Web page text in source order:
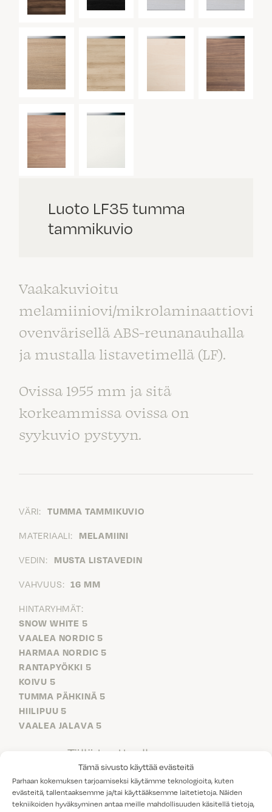
Tämä sivusto käyttää evästeitä
Parhaan kokemuksen tarjoamiseksi käytämme teknologioita, kuten
evästeitä, tallentaaksemme ja/tai käyttääksemme laitetietoja. Näiden
tekniikoiden hyväksyminen antaa meille mahdollisuuden käsitellä tietoja,
Luoto LF35 tumma
tammikuvio
Vaakakuvioitu
melamiiniovi/mikrolaminaattiovi
ovenvärisellä ABS-reunanauhalla
ja mustalla listavetimellä (LF).
Ovissa 1955 mm ja sitä
korkeammissa ovissa on
syykuvio pystyyn.
VÄRI: TUMMA TAMMIKUVIO
MATERIAALI: MELAMIINI
VEDIN: MUSTA LISTAVEDIN
VAHVUUS: 16 MM
HINTARYHMÄT:
SNOW WHITE 5
VAALEA NORDIC 5
HARMAA NORDIC 5
RANTAPYÖKKI 5
KOIVU 5
TUMMA PÄHKINÄ 5
HIILIPUU 5
VAALEA JALAVA 5
Tällä tuotteella on
vähäpäästöisyydestä kertova
M1-laatuluokitus.